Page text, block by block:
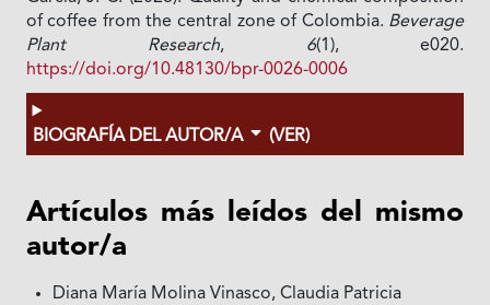
of coffee from the central zone of Colombia. Beverage
Plant Research, 6(1), e020.
https://doi.org/10.48130/bpr-0026-0006
BIOGRAFÍA DEL AUTOR/A (VER)
Artículos más leídos del mismo
autor/a
Diana María Molina Vinasco, Claudia Patricia